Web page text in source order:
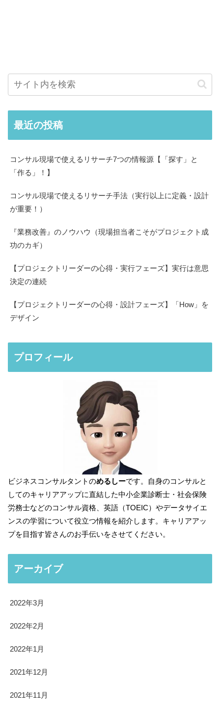
最近の投稿
コンサル現場で使えるリサーチ7つの情報源【「探す」と
「作る」！】
コンサル現場で使えるリサーチ手法（実行以上に定義・設計
が重要！）
『業務改善』のノウハウ（現場担当者こそがプロジェクト成
功のカギ）
【プロジェクトリーダーの心得・実行フェーズ】実行は意思
決定の連続
【プロジェクトリーダーの心得・設計フェーズ】「How」を
デザイン
プロフィール
ビジネスコンサルタントのめるしーです。自身のコンサルと
してのキャリアアップに直結した中小企業診断士・社会保険
労務士などのコンサル資格、英語（TOEIC）やデータサイエ
ンスの学習について役立つ情報を紹介します。キャリアアッ
プを目指す皆さんのお手伝いをさせてください。
アーカイブ
2022年3月
2022年2月
2022年1月
2021年12月
2021年11月